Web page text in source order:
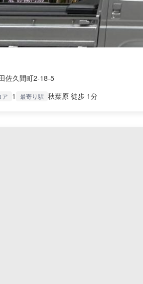
佐久間町2-18-5
ア 1 最寄り駅 秋葉原 徒歩 1分